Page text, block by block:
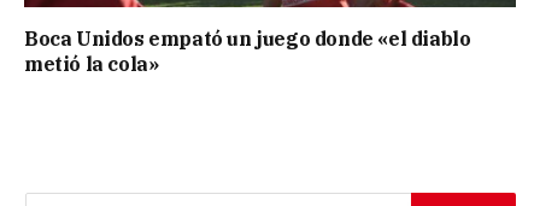
Boca Unidos empató un juego donde «el diablo
metió la cola»